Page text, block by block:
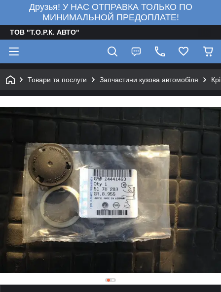
Друзья! У НАС ОТПРАВКА ТОЛЬКО ПО
МИНИМАЛЬНОЙ ПРЕДОПЛАТЕ!
ТОВ "Т.О.Р.К. АВТО"
Товари та послуги Запчастини кузова автомобіля